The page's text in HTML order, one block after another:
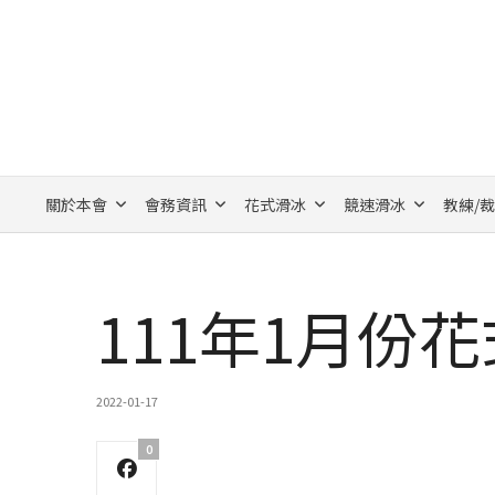
關於本會 會務資訊 花式滑冰 競速滑冰 教練/
111年1月份
2022-01-17
0